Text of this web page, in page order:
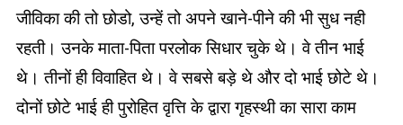
जीविका की तो छोडो, उन्हें तो अपने खाने-पीने की भी सुध नही
रहती। उनके माता-पिता परलोक सिधार चुके थे। वे तीन भाई
थे। तीनों ही विवाहित थे। वे सबसे बड़े थे और दो भाई छोटे थे।
दोनों छोटे भाई ही पुरोहित वृत्ति के द्वारा गृहस्थी का सारा काम